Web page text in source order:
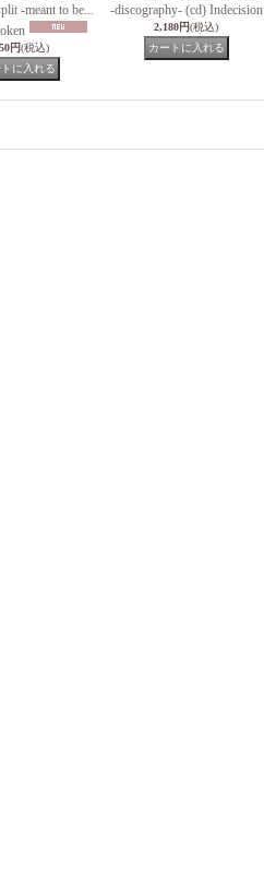
-meant to be...
円(税込)
-discography- (cd) Indecision
2,180円(税込)